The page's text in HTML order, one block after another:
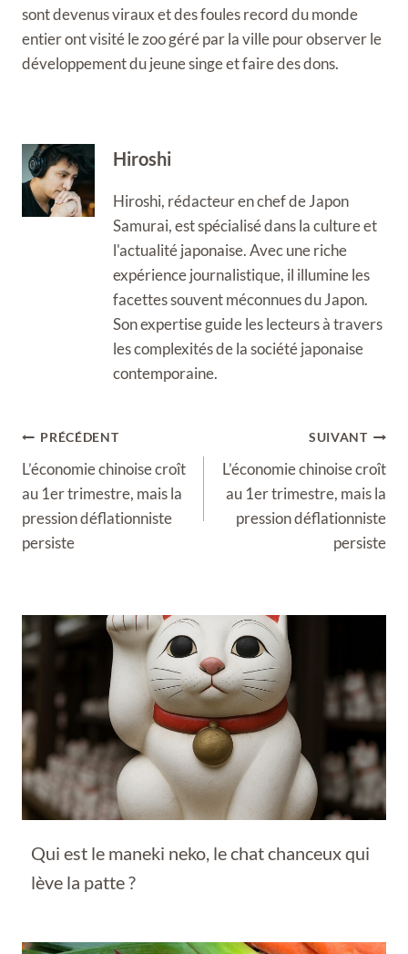
sont devenus viraux et des foules record du monde
entier ont visité le zoo géré par la ville pour observer le
développement du jeune singe et faire des dons.
Hiroshi
Hiroshi, rédacteur en chef de Japon
Samurai, est spécialisé dans la culture et
l'actualité japonaise. Avec une riche
expérience journalistique, il illumine les
facettes souvent méconnues du Japon.
Son expertise guide les lecteurs à travers
les complexités de la société japonaise
contemporaine.
Navigation
de
l’article
PRÉCÉDENT
L’économie chinoise croît
au 1er trimestre, mais la
pression déflationniste
persiste
SUIVANT
L’économie chinoise croît
au 1er trimestre, mais la
pression déflationniste
persiste
Qui est le maneki neko, le chat chanceux qui
lève la patte ?